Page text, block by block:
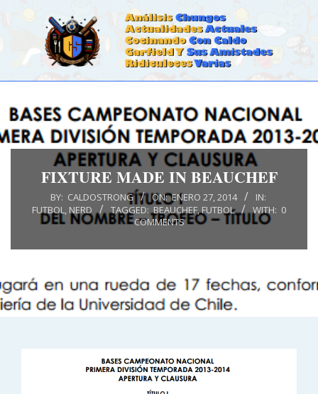
CALDOSTRONG.COM
Navigation
Menu
FIXTURE MADE IN BEAUCHEF
BY: CALDOSTRONG ON: ENERO 27, 2014
IN:
FUTBOL
NERD TAGGED: BEAUCHEF FUTBOL WITH: 0
COMMENTS